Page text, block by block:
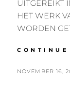
UITGEREIKT
HET WERK
WORDEN
CONTINUE
POSTED
NOVEMBER 16,